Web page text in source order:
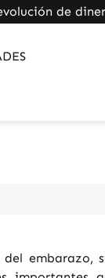
de
del embarazo,